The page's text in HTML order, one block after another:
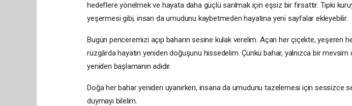
hedeflere yönelmek ve hayata daha güçlü sarılmak için eşsiz bir fırsattır. Tıpkı
yeşermesi gibi, insan da umudunu kaybetmeden hayatına yeni sayfalar ekleyebilir.
Bugün penceremizi açıp baharın sesine kulak verelim. Açan her çiçekte, yeşeren
rüzgârda hayatın yeniden doğuşunu hissedelim. Çünkü bahar, yalnızca bir mevsim
yeniden başlamanın adıdır.
Doğa her bahar yeniden uyanırken, insana da umudunu tazelemesi için sessizce
duymayı bilelim.